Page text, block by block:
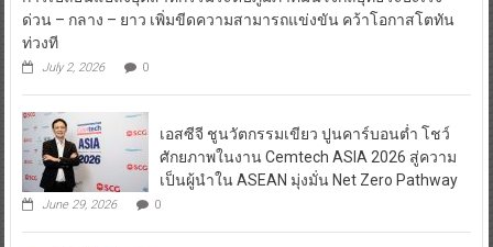
ด่วน – กลาง – ยาว เพิ่มขีดความสามารถแข่งขัน คว้าโอกาสโตทัน
ท่วงที
July 2, 2026 0
เอสซีจี ชูนวัตกรรมเขียว ปูนคาร์บอนต่ำ โชว์
ศักยภาพในงาน Cemtech ASIA 2026 สู่ความ
เป็นผู้นำใน ASEAN มุ่งมั่น Net Zero Pathway
June 29, 2026 0